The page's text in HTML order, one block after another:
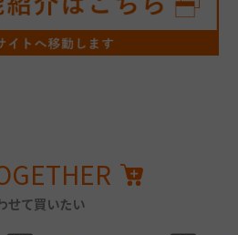
せて買いたい